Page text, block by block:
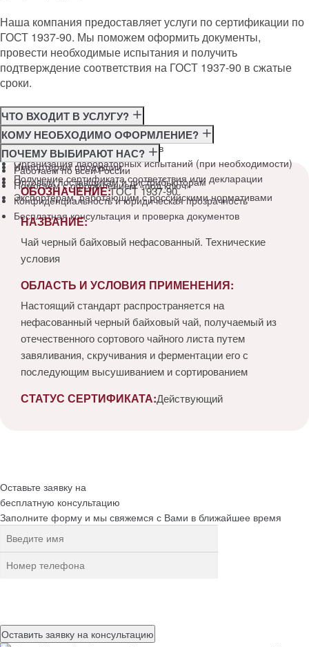
Наша компания предоставляет услуги по сертификации по
ГОСТ 1937-90. Мы поможем оформить документы,
провести необходимые испытания и получить
подтверждение соответствия на ГОСТ 1937-90 в сжатые
сроки.
ЧТО ВХОДИТ В УСЛУГУ?
Консультация по требованиям ГОСТ
Подготовка и подача документов
Организация лабораторных испытаний (при необходимости)
Получение сертификата соответствия или декларации
КОМУ НЕОБХОДИМО ОФОРМЛЕНИЕ?
Производителям
Импортёрам продукции
Оптовым поставщикам и дистрибьюторам
Экспортёрам, работающим с российскими нормативами
ПОЧЕМУ ВЫБИРАЮТ НАС?
Работаем по всей России
Помогаем с оформлением «под ключ»
Конфиденциальность и юридическая прозрачность
Бесплатная консультация и проверка документов
ОБОЗНАЧЕНИЕ:ГОСТ 1937-90
НАЗВАНИЕ:
Чай черный байховый нефасованный. Технические
условия
ОБЛАСТЬ И УСЛОВИЯ ПРИМЕНЕНИЯ:
Настоящий стандарт распространяется на
нефасованный черный байховый чай, получаемый из
отечественного сортового чайного листа путем
завяливания, скручивания и ферментации его с
последующим высушиванием и сортированием
СТАТУС СЕРТИФИКАТА:Действующий
Оставьте заявку на
бесплатную консультацию
Заполните форму и мы свяжемся с Вами в ближайшее время